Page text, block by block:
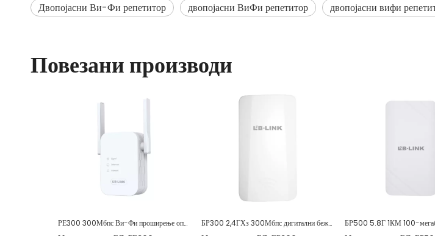
Двопојасни Ви-Фи репетитор
двопојасни ВиФи репетитор двопојасни вифи
Повезани производи
РЕ300 300Мбпс Ви-Фи проширење опсега
БР300 2,4ГХз 300Мбпс дигитални бежични мост за лифт